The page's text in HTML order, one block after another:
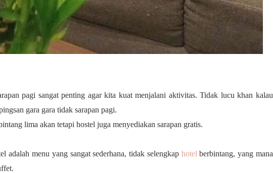
pagi sangat penting agar kita kuat menjalani aktivitas. Tidak lucu khan kalau
gara gara tidak sarapan pagi.
lima akan tetapi hostel juga menyediakan sarapan gratis.
adalah menu yang sangat sederhana, tidak selengkap hotel berbintang, yang mana